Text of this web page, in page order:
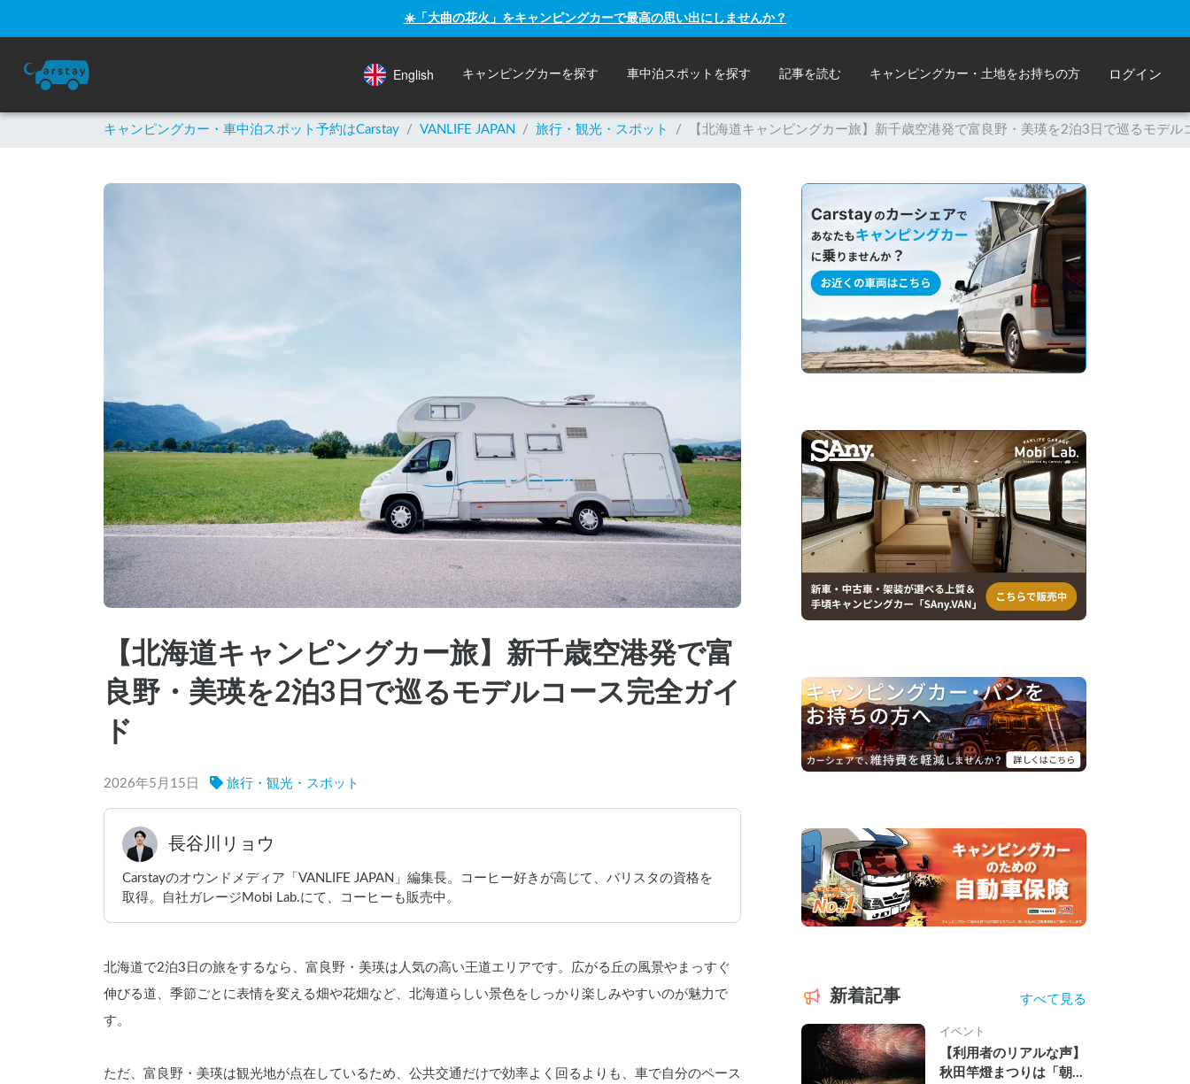
☀️「大曲の花火」をキャンピングカーで最高の思い出にしませんか？
English キャンピングカーを探す 車中泊スポットを探す 記事を読む キャンピングカー・土地をお持ちの方 ログイン
キャンピングカー・車中泊スポット予約はCarstay / VANLIFE JAPAN / 旅行・観光・スポット / 【北海道キャンピングカー旅】新千歳空港発で富良野・美瑛を2泊3日で巡るモデル
【北海道キャンピングカー旅】新千歳空港発で富
良野・美瑛を2泊3日で巡るモデルコース完全ガイ
ド
2026年5月15日 旅行・観光・スポット
長谷川リョウ
Carstayのオウンドメディア「VANLIFE JAPAN」編集長。コーヒー好きが高じて、バリスタの資格を
取得。自社ガレージMobi Lab.にて、コーヒーも販売中。
北海道で2泊3日の旅をするなら、富良野・美瑛は人気の高い王道エリアです。広がる丘の風景やまっすぐ
伸びる道、季節ごとに表情を変える畑や花畑など、北海道らしい景色をしっかり楽しみやすいのが魅力で
す。
ただ、富良野・美瑛は観光地が点在しているため、公共交通だけで効率よく回るよりも、車で自分のペース
新着記事 すべて見る
イベント
【利用者のリアルな声】
秋田竿燈まつりは「朝か